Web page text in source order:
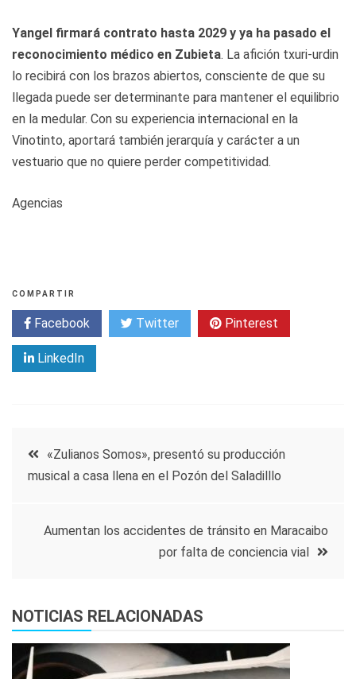
Yangel firmará contrato hasta 2029 y ya ha pasado el
reconocimiento médico en Zubieta. La afición txuri-urdin
lo recibirá con los brazos abiertos, consciente de que su
llegada puede ser determinante para mantener el equilibrio
en la medular. Con su experiencia internacional en la
Vinotinto, aportará también jerarquía y carácter a un
vestuario que no quiere perder competitividad.
Agencias
COMPARTIR
Facebook Twitter Pinterest
LinkedIn
Navegación
entradas
«Zulianos Somos», presentó su producción
musical a casa llena en el Pozón del Saladilllo
Aumentan los accidentes de tránsito en Maracaibo
por falta de conciencia vial
NOTICIAS RELACIONADAS